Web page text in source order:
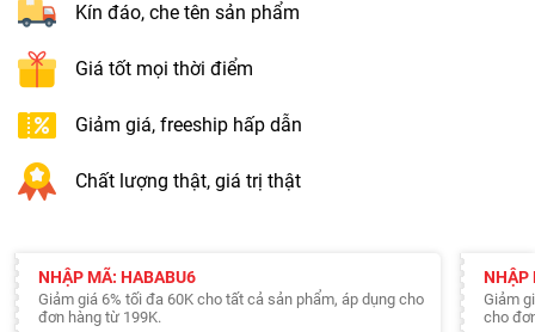
Kín đáo, che tên sản phẩm
Giá tốt mọi thời điểm
Giảm giá, freeship hấp dẫn
Chất lượng thật, giá trị thật
NHẬP MÃ: HABABU6
Giảm giá 6% tối đa 60K cho tất cả sản phẩm, áp dụng cho
đơn hàng từ 199K.
NHẬP
Giảm
cho